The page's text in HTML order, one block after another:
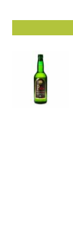
DETALLES